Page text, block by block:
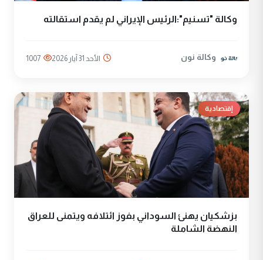
وكالة "تسنيم":الرئيس الإيراني لم يقدم استقالته
وكالة نون الأحد 31 آيار 2026 1007
إقتصادية
بزشكيان يهنئ السوداني بفوز ائتلافه ويتمنى للعراق
النهضة الشاملة